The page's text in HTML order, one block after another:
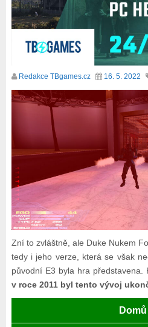
Redakce TBgames.cz 16. 5. 2022
Zní to zvláštně, ale Duke Nukem
tedy i jeho verze, která se však
původní E3 byla hra představena.
v roce 2011 byl tento vývoj
Domů